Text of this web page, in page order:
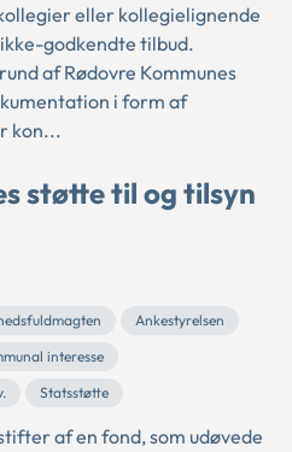
eller kollegielignende
godkendte tilbud.
af Rødovre Kommunes
i form af
kon...
støtte til og tilsyn
Ankestyrelsen
interesse
Statsstøtte
af en fond, som udøvede